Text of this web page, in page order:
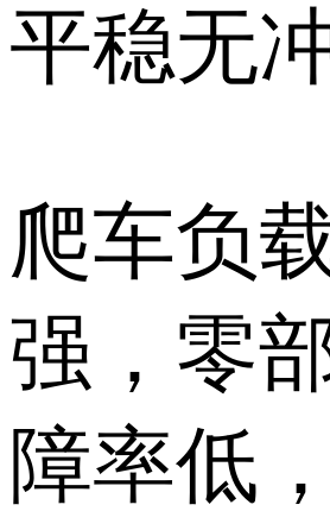
平稳无
爬车负
强，零
障率低